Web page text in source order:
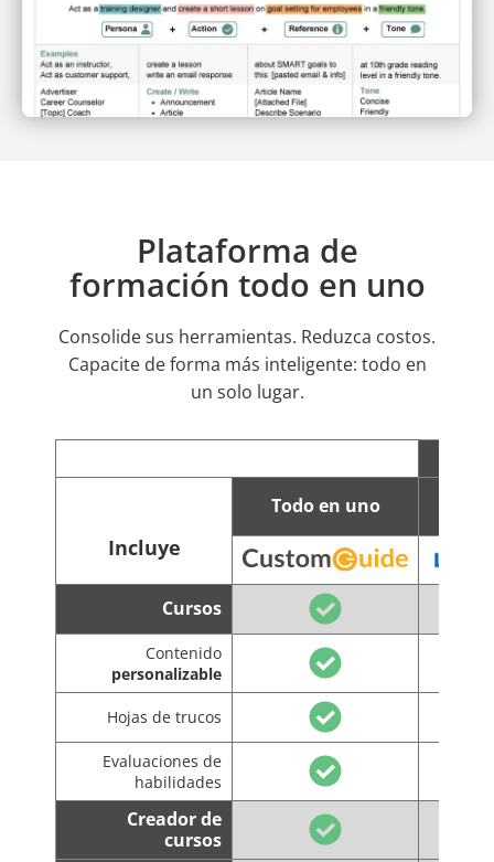
Plataforma de
formación todo en uno
Consolide sus herramientas. Reduzca costos.
Capacite de forma más inteligente: todo en
un solo lugar.
Incluye
Todo en uno
Cursos
Contenido
personalizable
Hojas de trucos
Evaluaciones de
habilidades
Creador de
cursos